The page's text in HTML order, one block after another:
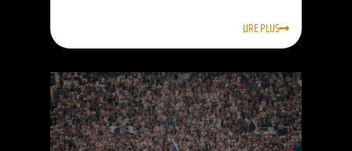
LIRE PLUS